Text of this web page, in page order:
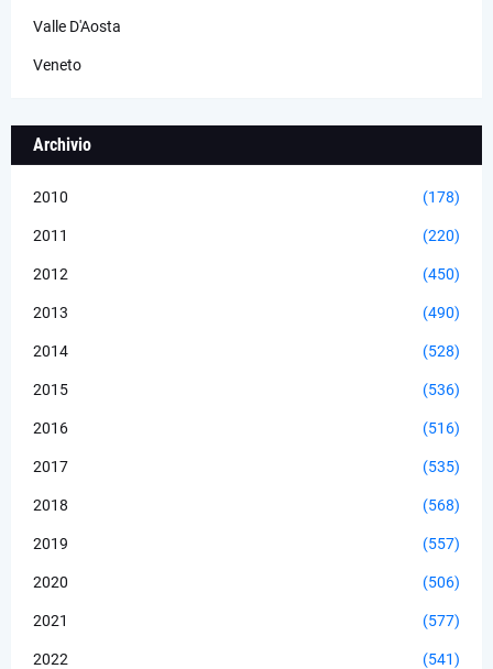
Valle D'Aosta
Veneto
Archivio
2010 (178)
2011 (220)
2012 (450)
2013 (490)
2014 (528)
2015 (536)
2016 (516)
2017 (535)
2018 (568)
2019 (557)
2020 (506)
2021 (577)
2022 (541)